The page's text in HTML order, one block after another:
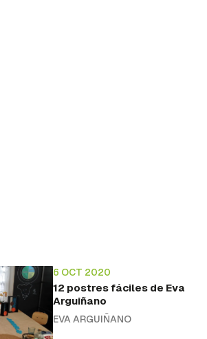
6 OCT 2020
12 postres fáciles de Eva
Arguiñano
EVA ARGUIÑANO